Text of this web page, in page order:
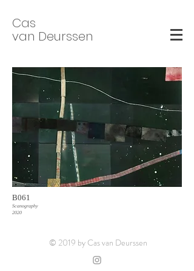
Cas
van Deurssen
B061
Scanography
2020
© 2019 by Cas van Deurssen